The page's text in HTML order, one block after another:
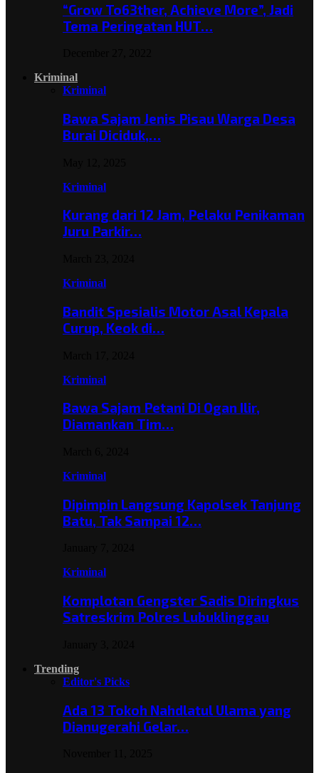
“Grow To63ther, Achieve More”, Jadi
Tema Peringatan HUT…
Kriminal
Kriminal
Bawa Sajam Jenis Pisau Warga Desa
Burai Diciduk,…
Kriminal
Kurang dari 12 Jam, Pelaku Penikaman
Juru Parkir…
Kriminal
Bandit Spesialis Motor Asal Kepala
Curup, Keok di…
Kriminal
Bawa Sajam Petani Di Ogan Ilir,
Diamankan Tim…
Kriminal
Dipimpin Langsung Kapolsek Tanjung
Batu, Tak Sampai 12…
Kriminal
Komplotan Gengster Sadis Diringkus
Satreskrim Polres Lubuklinggau
Trending
Editor's Picks
Ada 13 Tokoh Nahdlatul Ulama yang
Dianugerahi Gelar…